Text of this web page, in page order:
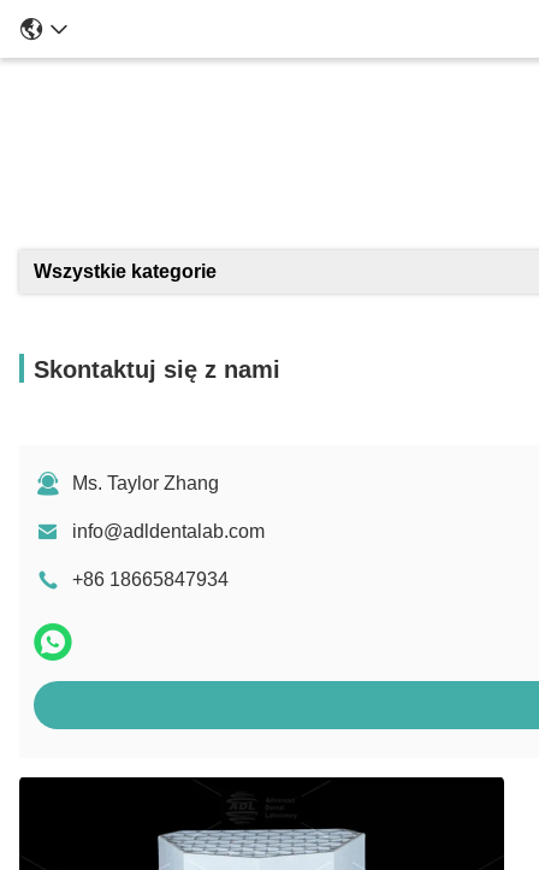
Wszystkie kategorie
Skontaktuj się z nami
Ms. Taylor Zhang
info@adldentalab.com
+86 18665847934